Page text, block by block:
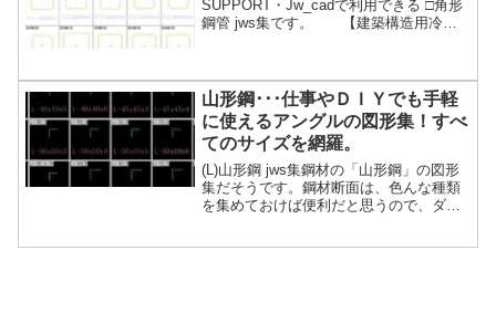
SUPPORT・Jw_cadで利用できる □角形
鋼管 jws集です。 【建築構造用冷間
STKMRR・STKMRS 【一般構造用角
形鋼管】----------- STKR 各図形には、
XY軸に補助線 及び、断面サイズを補助
線色文字で書き入れてます。 曲線属
性付の...続きを読む
山形鋼･･･仕事やＤＩＹでも手軽
に使えるアングルの図形集！すべ
てのサイズを網羅。
(L)山形鋼 jws集鋼材の「山形鋼」の図形
集だそうです。鋼材断面は、色んな種類
を集めておけば便利だと思うので、ダウ